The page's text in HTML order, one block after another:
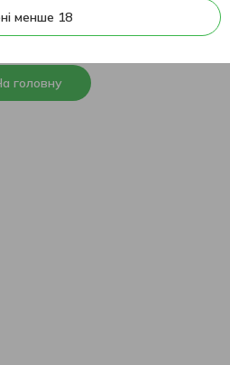
сторінка не
головну
менше 18